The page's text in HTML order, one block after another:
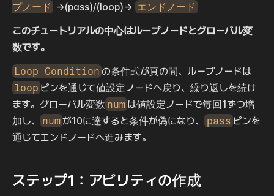
プノード →(pass)/(loop)→ エンドノード
このチュートリアルの中心はループノードとグローバル変
数です。
Loop Condition の条件式が真の間、ループノードは
loop ピンを通じて値設定ノードへ戻り、繰り返しを続け
ます。グローバル変数 num は値設定ノードで毎回1ずつ増
加し、
numが10に達すると条件が偽になり、 pass ピンを
通じてエンドノードへ進みます。
ステップ1：アビリティの作成